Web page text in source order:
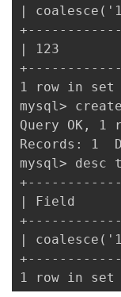
|
| 123
1 row in set
mysql>
Query OK, 1
Records: 1
mysql> desc
| Field
|
1 row in set